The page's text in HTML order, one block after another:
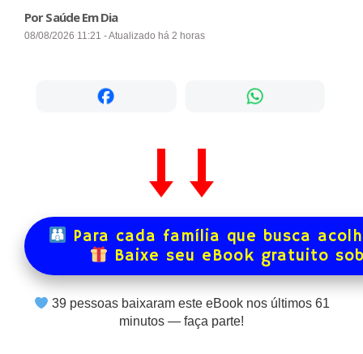
Por Saúde Em Dia
08/08/2026 11:21 - Atualizado há 2 horas
Para cada família que busca
Baixe seu eBook gratuito
39pessoas baixaram este eBook nos últimos 61
minutos — faça parte!